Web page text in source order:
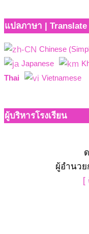
แปลภาษา | Translate
Chinese
Japanese
Thai
Vietnamese
ผู้บริหารโรงเรียน
ผู้อำนวย
[